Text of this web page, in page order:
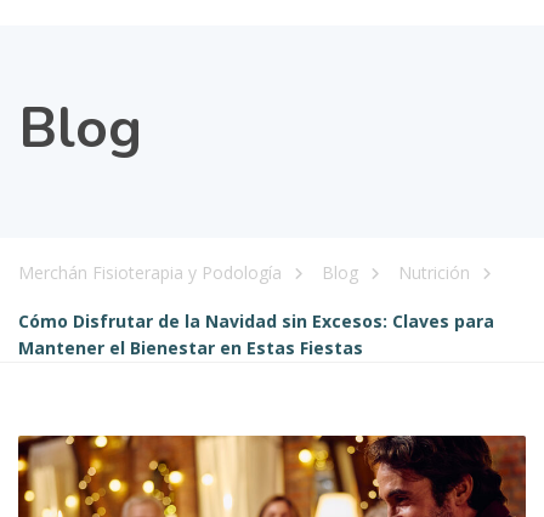
Blog
Merchán Fisioterapia y Podología Blog Nutrición
Cómo Disfrutar de la Navidad sin Excesos: Claves para
Mantener el Bienestar en Estas Fiestas